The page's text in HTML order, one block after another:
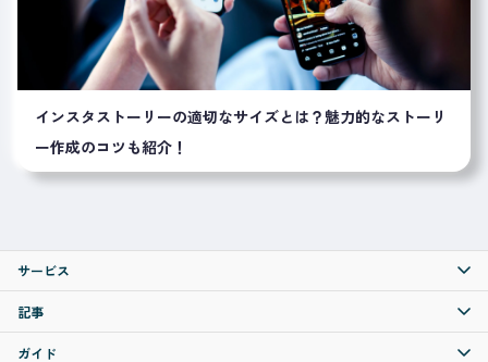
インスタストーリーの適切なサイズとは？魅力的なストーリ
ー作成のコツも紹介！
サービス
記事
ガイド